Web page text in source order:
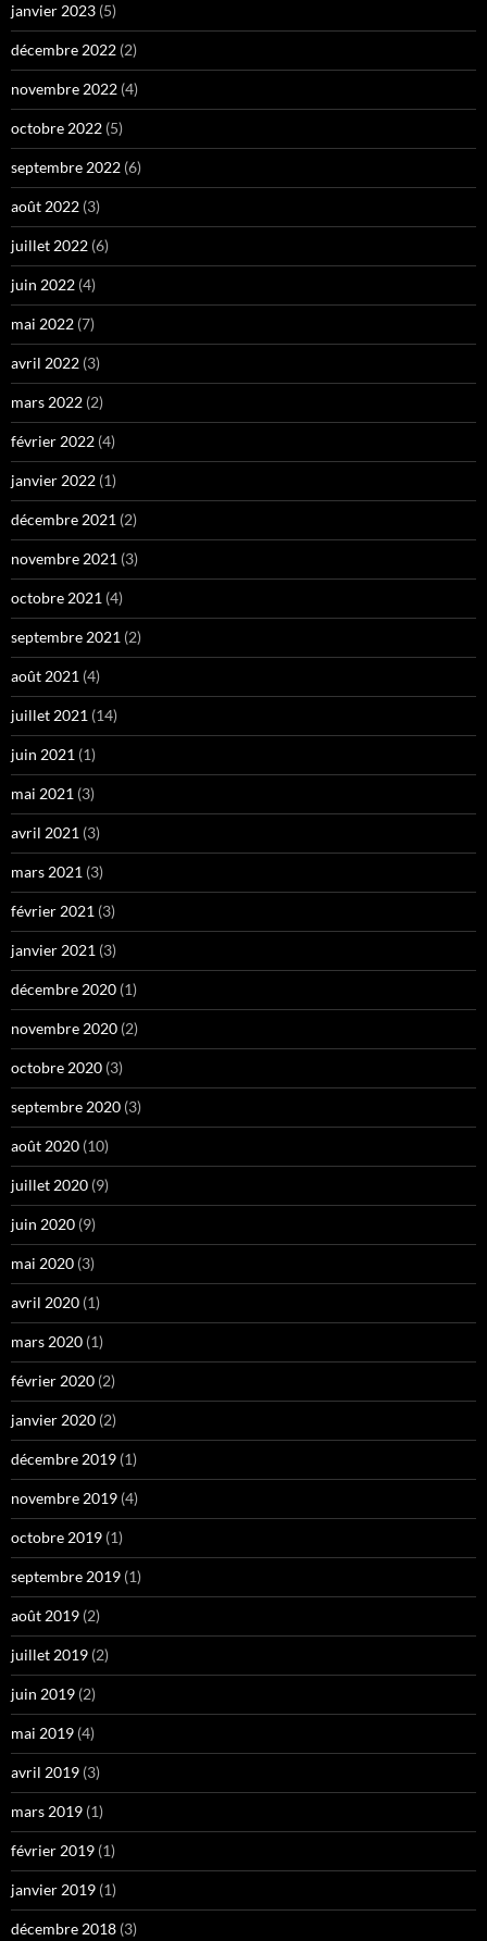
janvier 2023 (5)
décembre 2022 (2)
novembre 2022 (4)
octobre 2022 (5)
septembre 2022 (6)
août 2022 (3)
juillet 2022 (6)
juin 2022 (4)
mai 2022 (7)
avril 2022 (3)
mars 2022 (2)
février 2022 (4)
janvier 2022 (1)
décembre 2021 (2)
novembre 2021 (3)
octobre 2021 (4)
septembre 2021 (2)
août 2021 (4)
juillet 2021 (14)
juin 2021 (1)
mai 2021 (3)
avril 2021 (3)
mars 2021 (3)
février 2021 (3)
janvier 2021 (3)
décembre 2020 (1)
novembre 2020 (2)
octobre 2020 (3)
septembre 2020 (3)
août 2020 (10)
juillet 2020 (9)
juin 2020 (9)
mai 2020 (3)
avril 2020 (1)
mars 2020 (1)
février 2020 (2)
janvier 2020 (2)
décembre 2019 (1)
novembre 2019 (4)
octobre 2019 (1)
septembre 2019 (1)
août 2019 (2)
juillet 2019 (2)
juin 2019 (2)
mai 2019 (4)
avril 2019 (3)
mars 2019 (1)
février 2019 (1)
janvier 2019 (1)
décembre 2018 (3)